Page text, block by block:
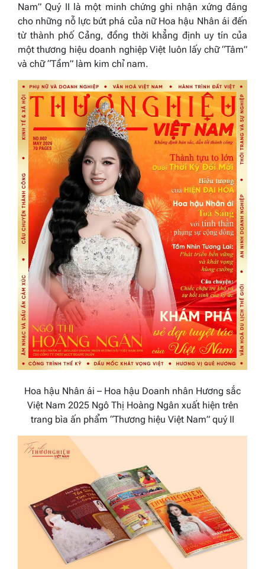
Nam” Quý II là một minh chứng ghi nhận xứng đáng
cho những nỗ lực bứt phá của nữ Hoa hậu Nhân ái đến
từ thành phố Cảng, đồng thời khẳng định uy tín của
một thương hiệu doanh nghiệp Việt luôn lấy chữ “Tâm”
và chữ “Tầm” làm kim chỉ nam.
Hoa hậu Nhân ái – Hoa hậu Doanh nhân Hương sắc
Việt Nam 2025 Ngô Thị Hoàng Ngân xuất hiện trên
trang bìa ấn phẩm “Thương hiệu Việt Nam” quý II